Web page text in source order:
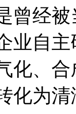
曾经
业自
化、
化为